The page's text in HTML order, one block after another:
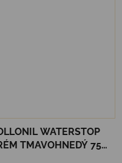
WATERSTOP
TMAVOHNEDÝ 75